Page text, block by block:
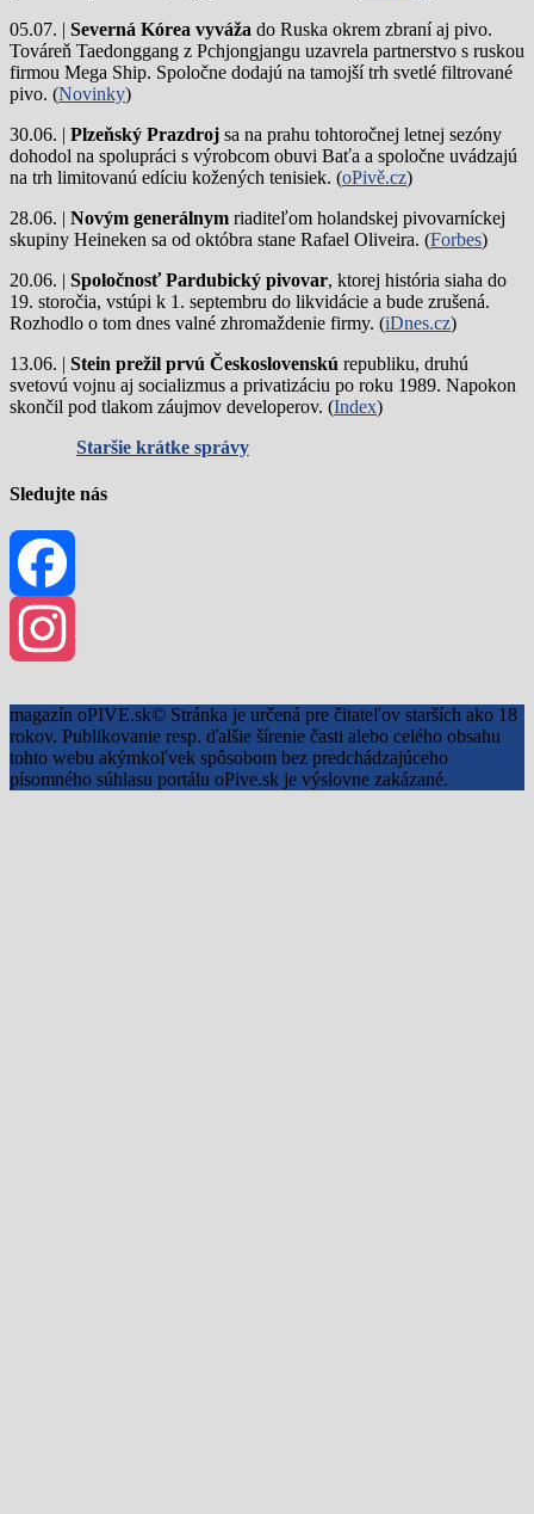
05.07. | Severná Kórea vyváža do Ruska okrem zbraní aj pivo.
Továreň Taedonggang z Pchjongjangu uzavrela partnerstvo s ruskou
firmou Mega Ship. Spoločne dodajú na tamojší trh svetlé filtrované
pivo. (Novinky)
30.06. | Plzeňský Prazdroj sa na prahu tohtoročnej letnej sezóny
dohodol na spolupráci s výrobcom obuvi Baťa a spoločne uvádzajú
na trh limitovanú edíciu kožených tenisiek. (oPivě.cz)
28.06. | Novým generálnym riaditeľom holandskej pivovarníckej
skupiny Heineken sa od októbra stane Rafael Oliveira. (Forbes)
20.06. | Spoločnosť Pardubický pivovar, ktorej história siaha do
19. storočia, vstúpi k 1. septembru do likvidácie a bude zrušená.
Rozhodlo o tom dnes valné zhromaždenie firmy. (iDnes.cz)
13.06. | Stein prežil prvú Československú republiku, druhú
svetovú vojnu aj socializmus a privatizáciu po roku 1989. Napokon
skončil pod tlakom záujmov developerov. (Index)
Staršie krátke správy
Sledujte nás
Facebook
magazín oPIVE.sk© Stránka je určená pre čitateľov starších ako 18
rokov. Publikovanie resp. ďalšie šírenie časti alebo celého obsahu
tohto webu akýmkoľvek spôsobom bez predchádzajúceho
písomného súhlasu portálu oPive.sk je výslovne zakázané.